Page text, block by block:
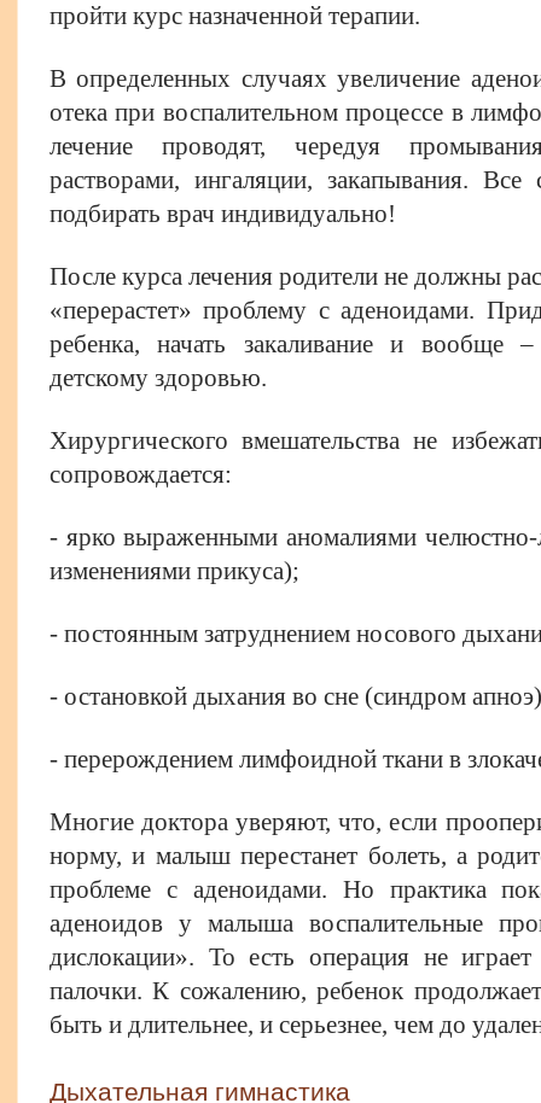
пройти курс назначенной терапии.
В определенных случаях увеличение
отека при воспалительном процессе в
лечение проводят, чередуя
растворами, ингаляции, закапывания.
подбирать врач индивидуально!
После курса лечения родители не должны
«перерастет» проблему с аденоидами.
ребенка, начать закаливание и вообще
детскому здоровью.
Хирургического вмешательства не
сопровождается:
- ярко выраженными аномалиями челюстно-
изменениями прикуса);
- постоянным затруднением носового
- остановкой дыхания во сне (синдром
- перерождением лимфоидной ткани в
Многие доктора уверяют, что, если
норму, и малыш перестанет болеть, а
проблеме с аденоидами. Но практика
аденоидов у малыша воспалительные
дислокации». То есть операция не
палочки. К сожалению, ребенок
быть и длительнее, и серьезнее, чем до
Дыхательная гимнастика